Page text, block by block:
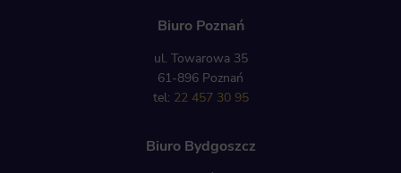
Biuro Poznań
ul. Towarowa 35
61-896 Poznań
tel: 22 457 30 95
Biuro Bydgoszcz